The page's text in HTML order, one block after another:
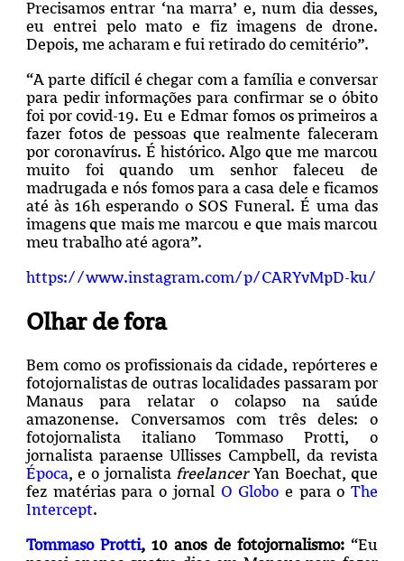
Precisamos entrar ‘na marra’ e, num dia desses,
eu entrei pelo mato e fiz imagens de drone.
Depois, me acharam e fui retirado do cemitério”.
“A parte difícil é chegar com a família e conversar
para pedir informações para confirmar se o óbito
foi por covid-19. Eu e Edmar fomos os primeiros a
fazer fotos de pessoas que realmente faleceram
por coronavírus. É histórico. Algo que me marcou
muito foi quando um senhor faleceu de
madrugada e nós fomos para a casa dele e ficamos
até às 16h esperando o SOS Funeral. É uma das
imagens que mais me marcou e que mais marcou
meu trabalho até agora”.
https://www.instagram.com/p/CARYvMpD-ku/
Olhar de fora
Bem como os profissionais da cidade, repórteres e
fotojornalistas de outras localidades passaram por
Manaus para relatar o colapso na saúde
amazonense. Conversamos com três deles: o
fotojornalista italiano Tommaso Protti, o
jornalista paraense Ullisses Campbell, da revista
Época, e o jornalista freelancer Yan Boechat, que
fez matérias para o jornal O Globo e para oThe
Intercept.
Tommaso Protti, 10 anos de fotojornalismo:“Eu